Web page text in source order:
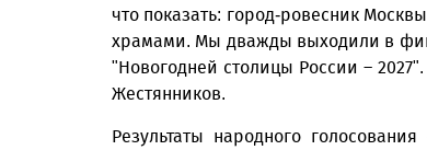
что показать: город-ровесник
храмами. Мы дважды выходили в
"Новогодней столицы России –
Жестянников.
Результаты народного